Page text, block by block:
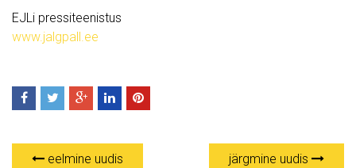
EJLi pressiteenistus
www.jalgpall.ee
eelmine uudis järgmine uudis